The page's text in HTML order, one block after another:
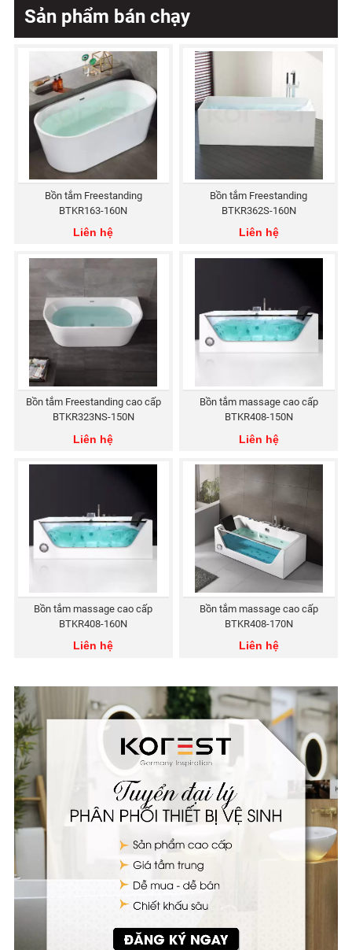
Sản phẩm bán chạy
Bồn tắm Freestanding
BTKR163-160N
Liên hệ
Bồn tắm Freestanding
BTKR362S-160N
Liên hệ
Bồn tắm Freestanding cao cấp
BTKR323NS-150N
Liên hệ
Bồn tắm massage cao cấp
BTKR408-150N
Liên hệ
Bồn tắm massage cao cấp
BTKR408-160N
Liên hệ
Bồn tắm massage cao cấp
BTKR408-170N
Liên hệ